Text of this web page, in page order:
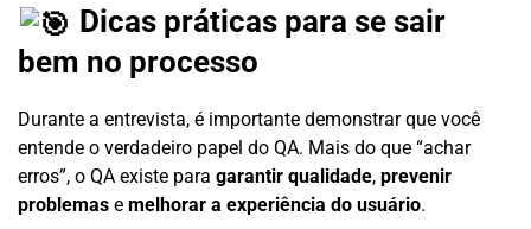
Dicas práticas para se sair
bem no processo
Durante a entrevista, é importante demonstrar que você
entende o verdadeiro papel do QA. Mais do que “achar
erros”, o QA existe para garantir qualidade, prevenir
problemas e melhorar a experiência do usuário.